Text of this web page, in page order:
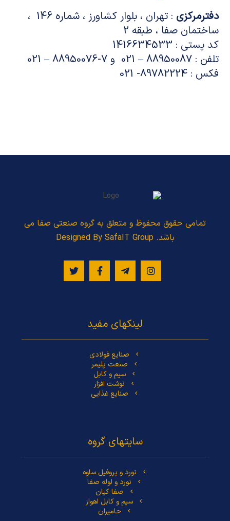
دفترمرکزی
: تهران ، بلوار کشاورز ، شماره 146 ،
ساختمان صفا ، طبقه 2
کد پستی : 1416634533
تلفن : 88950087 – 021 و 7-88950076 – 021
فکس : 89782224- 021
تمامی حقوق محفوظ و متعلق به گروه صنعتی صفا می
باشد. Designed By SafaIT Group
لینکهای مفید
صنایع فولادی‏
صنعت پلیمر‏
سیم و کابل‏
نوشت افزار
صنایع غذایی
سایتهای گروه
نورد و پروفیل ساوه
نورد و لوله صفا
صفا کیان
سیم و کابل اهواز
حامیران